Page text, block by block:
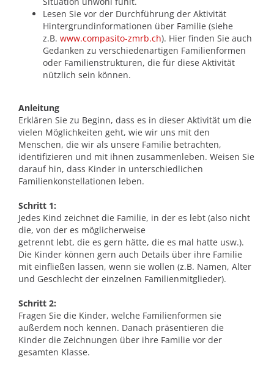
Lesen Sie vor der Durchführung der Aktivität
Hintergrundinformationen über Familie (siehe
z.B. www.compasito-zmrb.ch). Hier finden Sie auch
Gedanken zu verschiedenartigen Familienformen
oder Familienstrukturen, die für diese Aktivität
nützlich sein können.
Anleitung
Erklären Sie zu Beginn, dass es in dieser Aktivität um die
vielen Möglichkeiten geht, wie wir uns mit den
Menschen, die wir als unsere Familie betrachten,
identifizieren und mit ihnen zusammenleben. Weisen Sie
darauf hin, dass Kinder in unterschiedlichen
Familienkonstellationen leben.
Schritt 1:
Jedes Kind zeichnet die Familie, in der es lebt (also nicht
die, von der es möglicherweise
getrennt lebt, die es gern hätte, die es mal hatte usw.).
Die Kinder können gern auch Details über ihre Familie
mit einfließen lassen, wenn sie wollen (z.B. Namen, Alter
und Geschlecht der einzelnen Familienmitglieder).
Schritt 2:
Fragen Sie die Kinder, welche Familienformen sie
außerdem noch kennen. Danach präsentieren die
Kinder die Zeichnungen über ihre Familie vor der
gesamten Klasse.